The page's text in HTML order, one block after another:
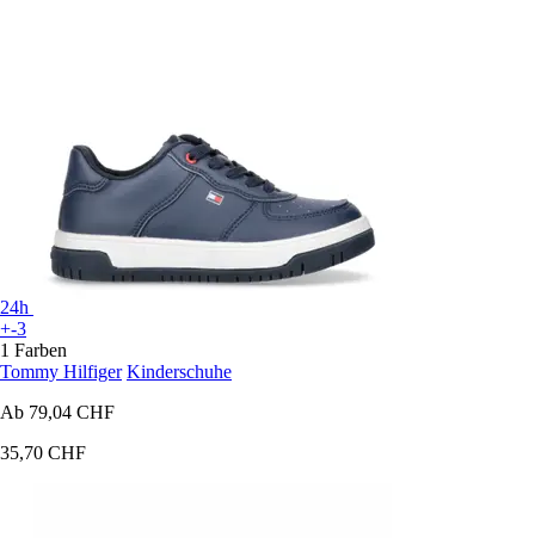
24h
+-3
1 Farben
Tommy Hilfiger Kinderschuhe
Ab 79,04 CHF
35,70 CHF